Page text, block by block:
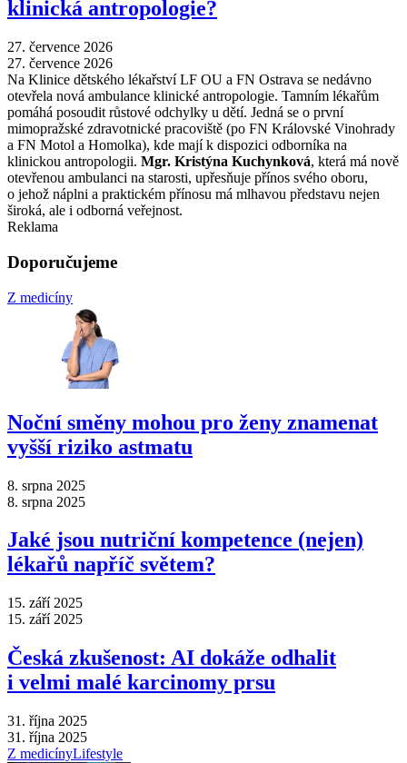
klinická antropologie?
27. července 2026
27. července 2026
Na Klinice dětského lékařství LF OU a FN Ostrava se nedávno
otevřela nová ambulance klinické antropologie. Tamním lékařům
pomáhá posoudit růstové odchylky u dětí. Jedná se o první
mimopražské zdravotnické pracoviště (po FN Královské Vinohrady
a FN Motol a Homolka), kde mají k dispozici odborníka na
klinickou antropologii. Mgr. Kristýna Kuchynková, která má nově
otevřenou ambulanci na starosti, upřesňuje přínos svého oboru,
o jehož náplni a praktickém přínosu má mlhavou představu nejen
široká, ale i odborná veřejnost.
Reklama
Doporučujeme
Z medicíny
Noční směny mohou pro ženy znamenat
vyšší riziko astmatu
8. srpna 2025
8. srpna 2025
Jaké jsou nutriční kompetence (nejen)
lékařů napříč světem?
15. září 2025
15. září 2025
Česká zkušenost: AI dokáže odhalit
i velmi malé karcinomy prsu
31. října 2025
31. října 2025
Z medicínyLifestyle